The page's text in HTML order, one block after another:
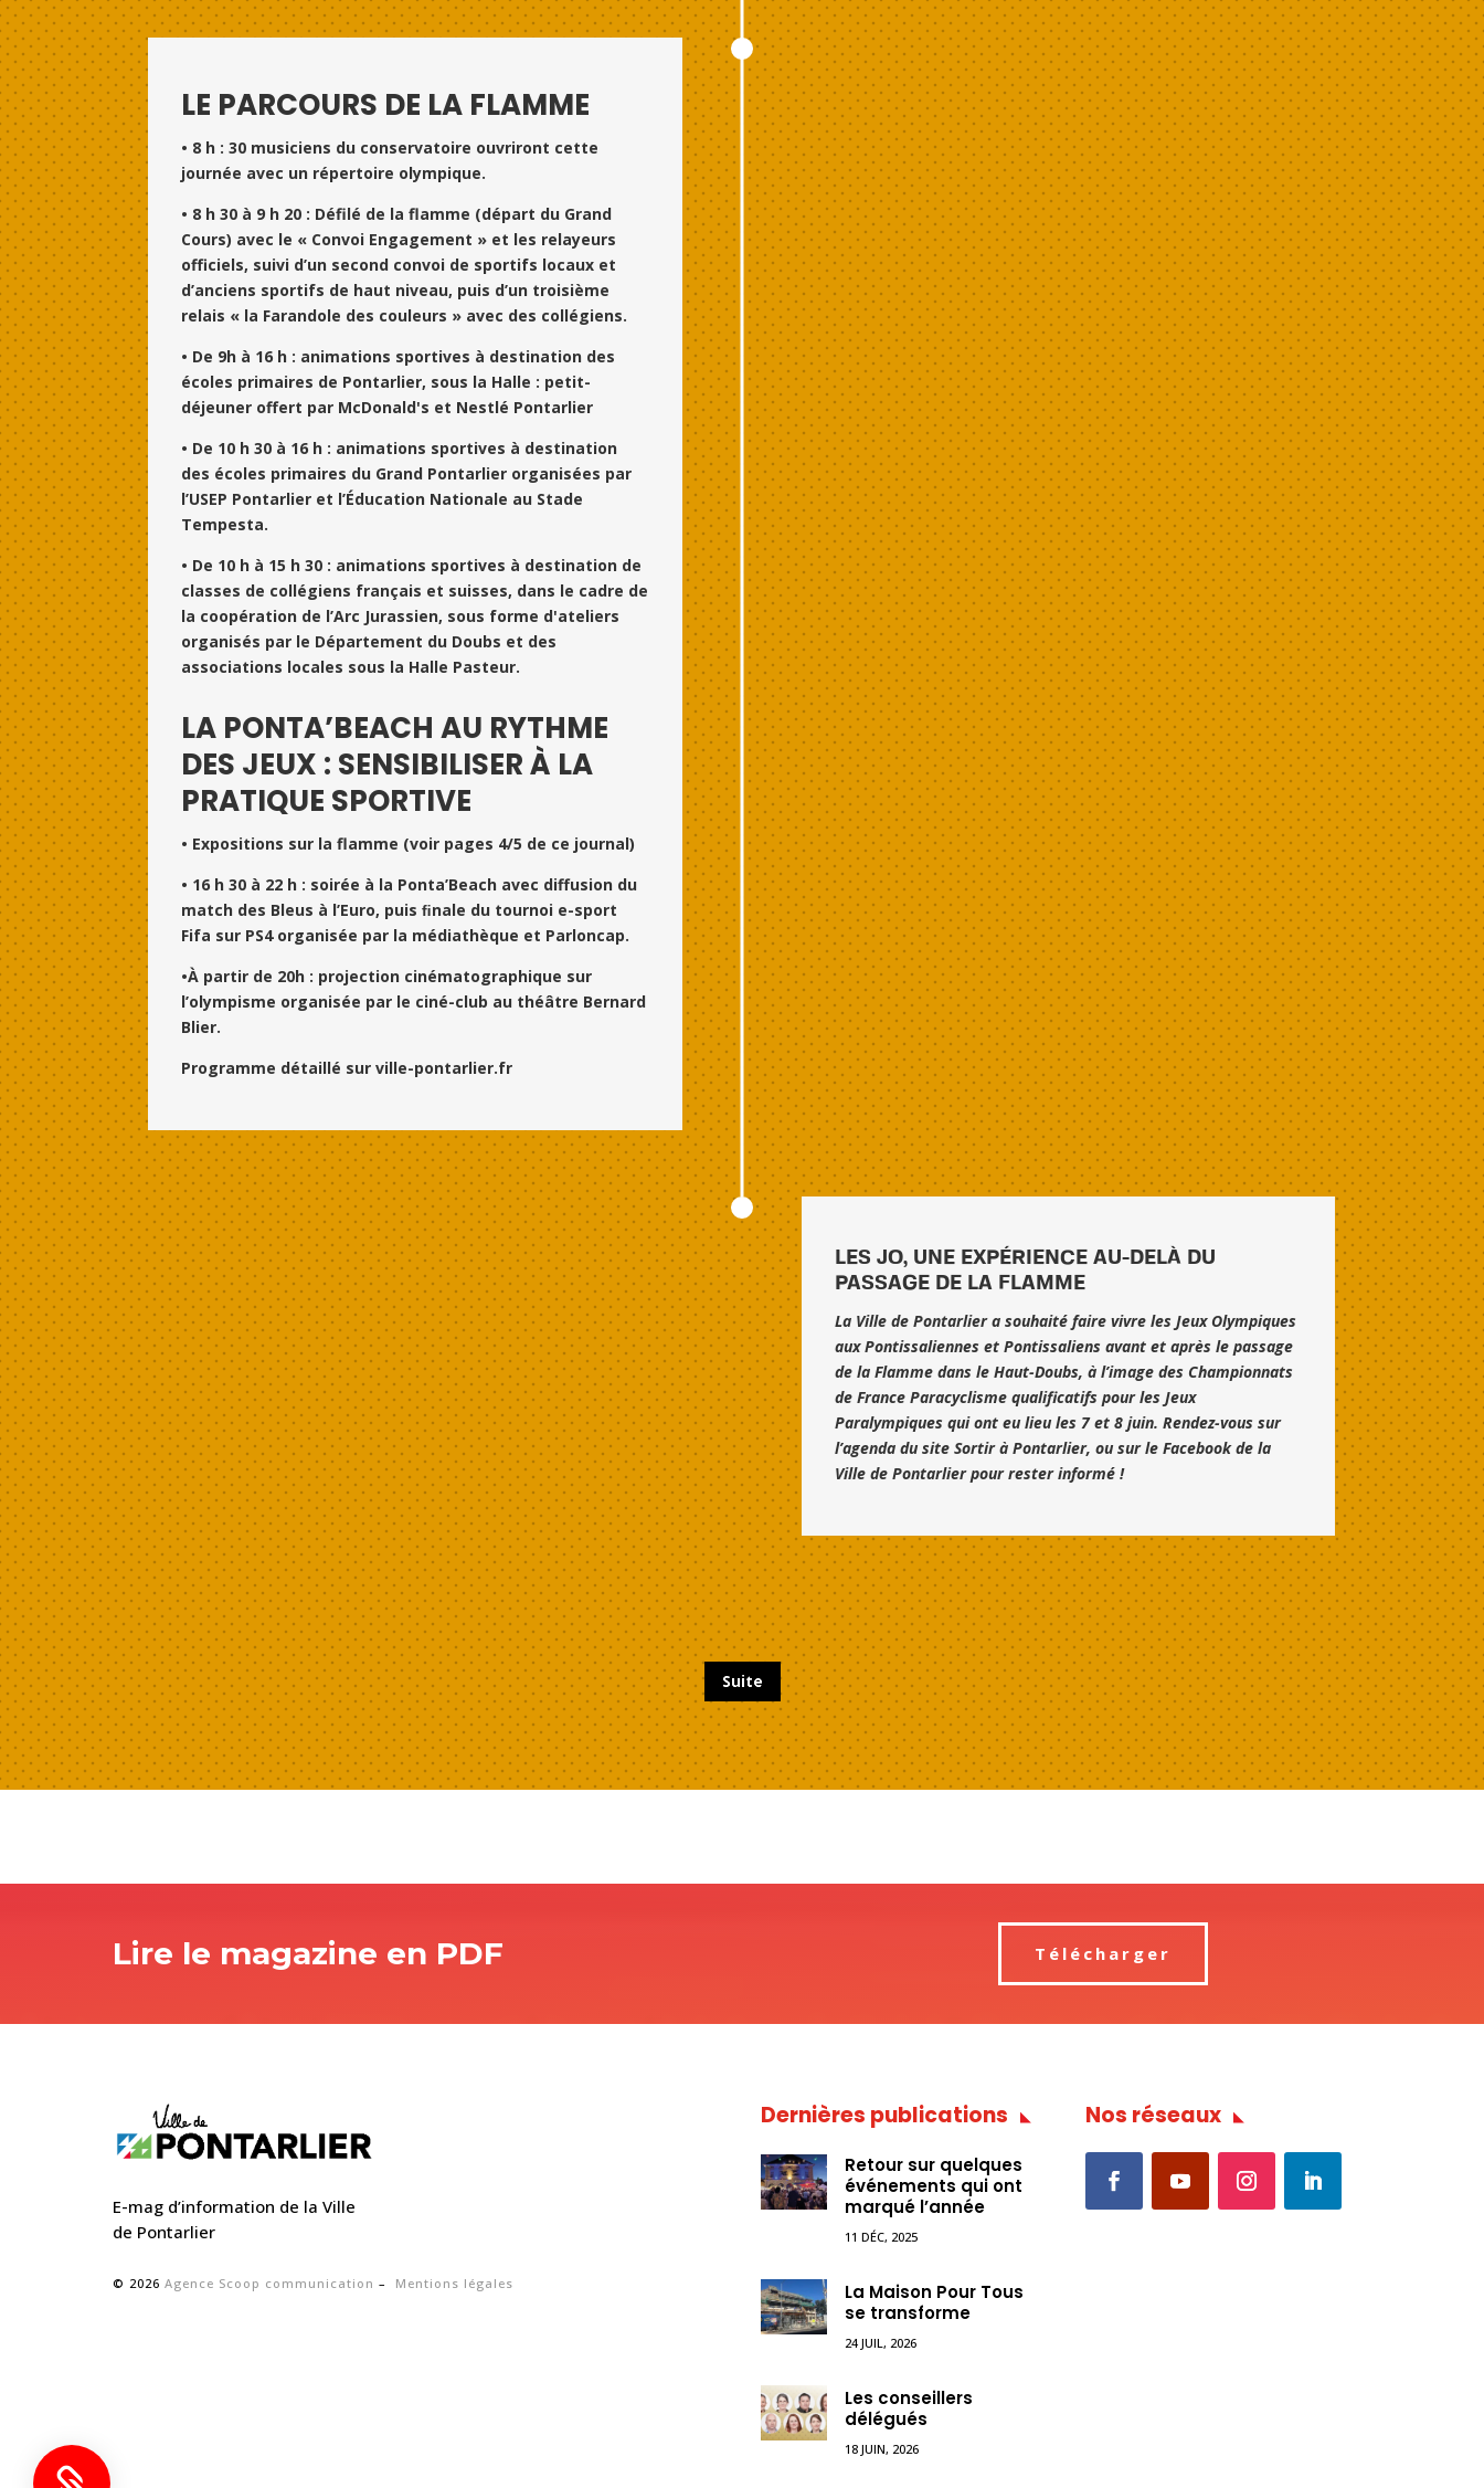
LE PARCOURS DE LA FLAMME
• 8 h : 30 musiciens du conservatoire ouvriront cette
journée avec un répertoire olympique.
• 8 h 30 à 9 h 20 : Défilé de la flamme (départ du Grand
Cours) avec le « Convoi Engagement » et les relayeurs
officiels, suivi d’un second convoi de sportifs locaux et
d’anciens sportifs de haut niveau, puis d’un troisième
relais « la Farandole des couleurs » avec des collégiens.
• De 9h à 16 h : animations sportives à destination des
écoles primaires de Pontarlier, sous la Halle : petit-
déjeuner offert par McDonald's et Nestlé Pontarlier
• De 10 h 30 à 16 h : animations sportives à destination
des écoles primaires du Grand Pontarlier organisées par
l’USEP Pontarlier et l’Éducation Nationale au Stade
Tempesta.
• De 10 h à 15 h 30 : animations sportives à destination de
classes de collégiens français et suisses, dans le cadre de
la coopération de l’Arc Jurassien, sous forme d'ateliers
organisés par le Département du Doubs et des
associations locales sous la Halle Pasteur.
LA PONTA’BEACH AU RYTHME
DES JEUX : SENSIBILISER À LA
PRATIQUE SPORTIVE
• Expositions sur la flamme (voir pages 4/5 de ce journal)
• 16 h 30 à 22 h : soirée à la Ponta’Beach avec diffusion du
match des Bleus à l’Euro, puis ﬁnale du tournoi e-sport
Fifa sur PS4 organisée par la médiathèque et Parloncap.
•À partir de 20h : projection cinématographique sur
l’olympisme organisée par le ciné-club au théâtre Bernard
Blier.
Programme détaillé surville-pontarlier.fr
LES JO, UNE EXPÉRIENCE AU-DELÀ DU
PASSAGE DE LA FLAMME
La Ville de Pontarlier a souhaité faire vivre les Jeux Olympiques
aux Pontissaliennes et Pontissaliens avant et après le passage
de la Flamme dans le Haut-Doubs, à l’image des Championnats
de France Paracyclisme qualificatifs pour les Jeux
Paralympiques qui ont eu lieu les 7 et 8 juin. Rendez-vous sur
l’agenda du site Sortir à Pontarlier, ou sur le Facebook de la
Ville de Pontarlier pour rester informé !
Suite
Lire le magazine en PDF Télécharger
E-mag d’information de la Ville
de Pontarlier
© 2026 Agence Scoop communication – Mentions légales
Dernières publications
Retour sur quelques
événements qui ont
marqué l’année
11 DÉC, 2025
La Maison Pour Tous
se transforme
24 JUIL, 2026
Les conseillers
délégués
18 JUIN, 2026
Nos réseaux